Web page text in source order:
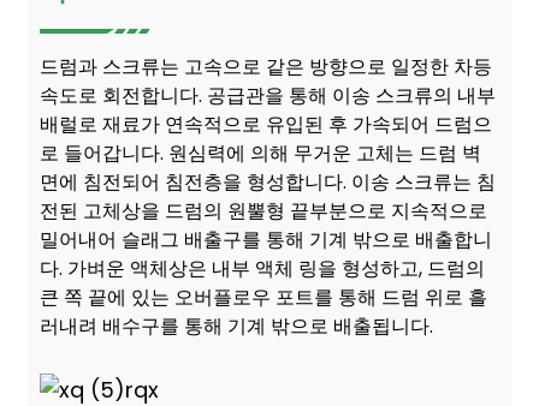
드럼과 스크류는 고속으로 같은 방향으로 일정한 차등
속도로 회전합니다. 공급관을 통해 이송 스크류의 내부
배럴로 재료가 연속적으로 유입된 후 가속되어 드럼으
로 들어갑니다. 원심력에 의해 무거운 고체는 드럼 벽
면에 침전되어 침전층을 형성합니다. 이송 스크류는 침
전된 고체상을 드럼의 원뿔형 끝부분으로 지속적으로
밀어내어 슬래그 배출구를 통해 기계 밖으로 배출합니
다. 가벼운 액체상은 내부 액체 링을 형성하고, 드럼의
큰 쪽 끝에 있는 오버플로우 포트를 통해 드럼 위로 흘
러내려 배수구를 통해 기계 밖으로 배출됩니다.